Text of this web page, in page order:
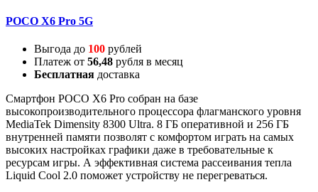
POCO X6 Pro 5G
Выгода до 100 рублей
Платеж от 56,48 рубля в месяц
Бесплатная доставка
Смартфон POCO X6 Pro собран на базе
высокопроизводительного процессора флагманского уровня
MediaTek Dimensity 8300 Ultra. 8 ГБ оперативной и 256 ГБ
внутренней памяти позволят с комфортом играть на самых
высоких настройках графики даже в требовательные к
ресурсам игры. А эффективная система рассеивания тепла
Liquid Cool 2.0 поможет устройству не перегреваться.